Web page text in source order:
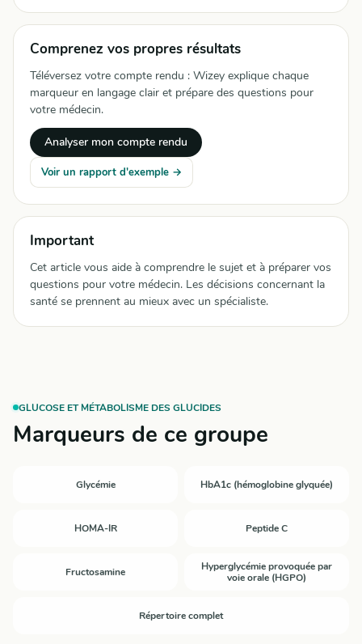
Comprenez vos propres résultats
Téléversez votre compte rendu : Wizey explique chaque
marqueur en langage clair et prépare des questions pour
votre médecin.
Analyser mon compte rendu
Voir un rapport d'exemple →
Important
Cet article vous aide à comprendre le sujet et à préparer vos
questions pour votre médecin. Les décisions concernant la
santé se prennent au mieux avec un spécialiste.
GLUCOSE ET MÉTABOLISME DES GLUCIDES
Marqueurs de ce groupe
Glycémie HbA1c (hémoglobine glyquée)
HOMA-IR Peptide C
Fructosamine
Hyperglycémie provoquée par
voie orale (HGPO)
Répertoire complet